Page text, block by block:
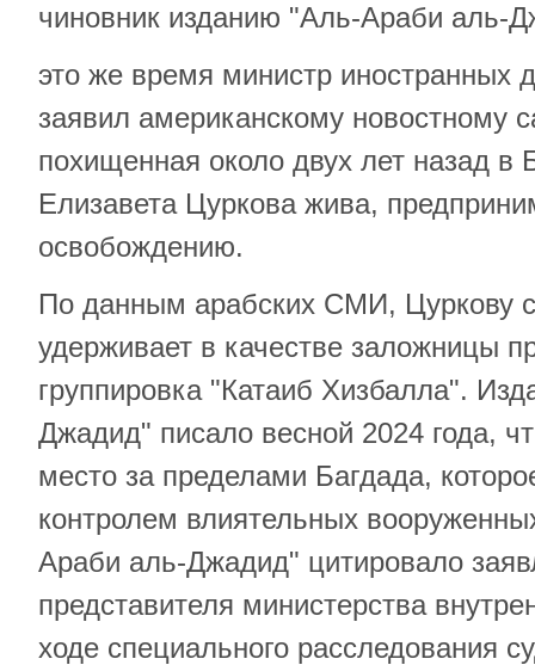
чиновник изданию "Аль-Араби аль-
это же время министр иностранных
заявил американскому новостному
похищенная около двух лет назад в
Елизавета Цуркова жива,
освобождению.
По данным арабских СМИ, Цуркову
удерживает в качестве заложницы
группировка "Катаиб Хизбалла".
Джадид" писало весной 2024 года,
место за пределами Багдада,
контролем влиятельных
Араби аль-Джадид" цитировало
представителя министерства
ходе специального расследования